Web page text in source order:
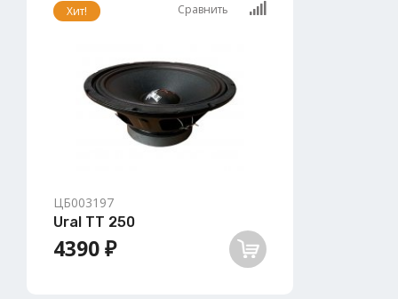
Хит! Сравнить
ЦБ003197
Ural TT 250
4390 ₽